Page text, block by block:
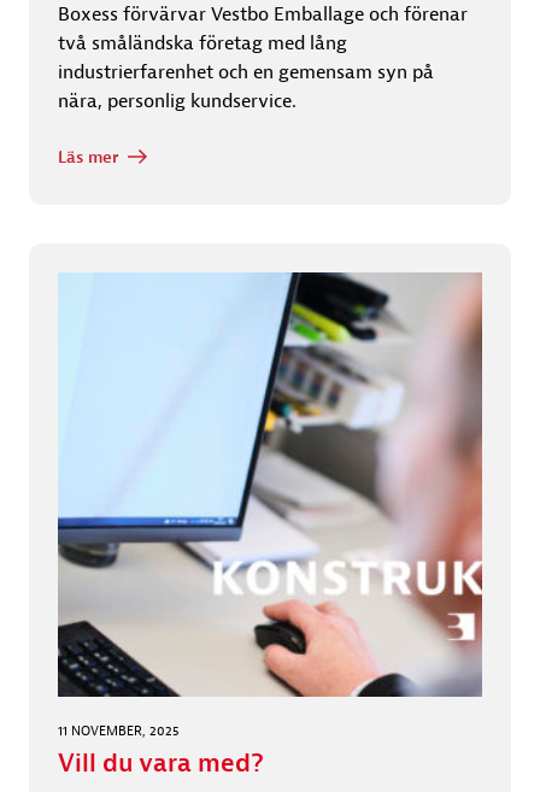
Boxess förvärvar Vestbo Emballage och förenar
två småländska företag med lång
industrierfarenhet och en gemensam syn på
nära, personlig kundservice.
Läs mer
11 NOVEMBER, 2025
Vill du vara med?